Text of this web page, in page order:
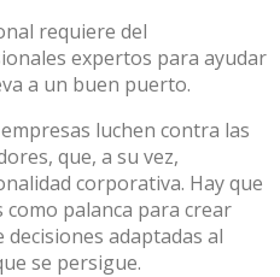
requiere del
expertos para ayudar
a un buen puerto.
luchen contra las
que, a su vez,
corporativa. Hay que
palanca para crear
adaptadas al
se persigue.